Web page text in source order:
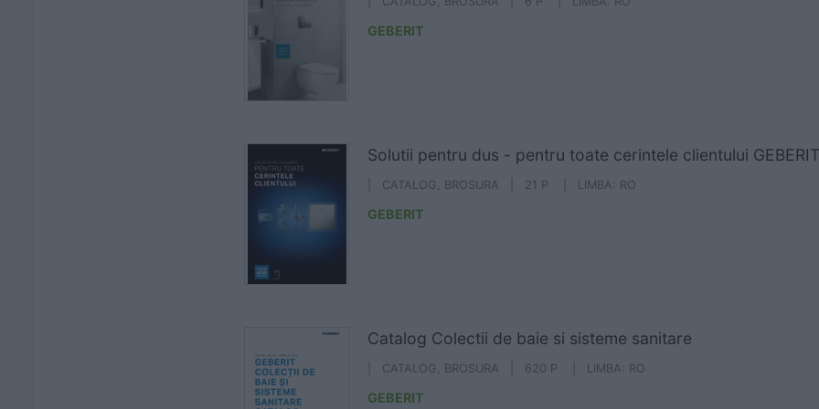
GEBERIT
Solutii pentru dus - pentru toate cerintele clientului GEBERIT
| CATALOG, BROSURA | 21 P | LIMBA: RO
GEBERIT
Catalog Colectii de baie si sisteme sanitare
| CATALOG, BROSURA | 620 P | LIMBA: RO
GEBERIT